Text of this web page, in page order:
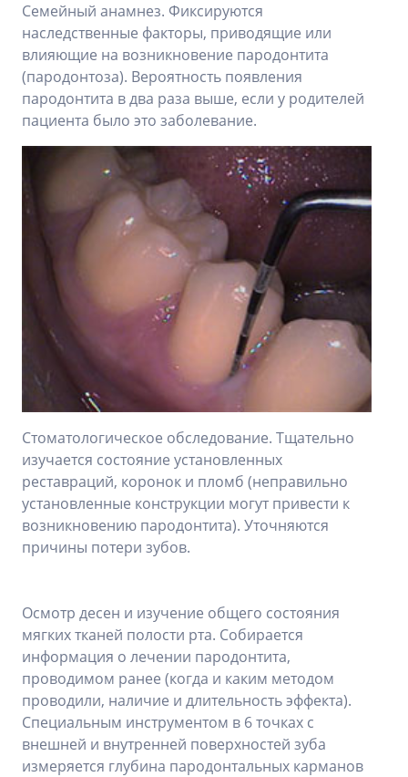
Семейный анамнез. Фиксируются
наследственные факторы, приводящие или
влияющие на возникновение пародонтита
(пародонтоза). Вероятность появления
пародонтита в два раза выше, если у родителей
пациента было это заболевание.
Стоматологическое обследование. Тщательно
изучается состояние установленных
реставраций, коронок и пломб (неправильно
установленные конструкции могут привести к
возникновению пародонтита). Уточняются
причины потери зубов.
Осмотр десен и изучение общего состояния
мягких тканей полости рта. Собирается
информация о лечении пародонтита,
проводимом ранее (когда и каким методом
проводили, наличие и длительность эффекта).
Специальным инструментом в 6 точках с
внешней и внутренней поверхностей зуба
измеряется глубина пародонтальных карманов